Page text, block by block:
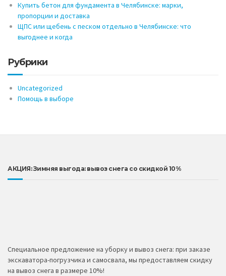
Купить бетон для фундамента в Челябинске: марки,
пропорции и доставка
ЩПС или щебень с песком отдельно в Челябинске: что
выгоднее и когда
Рубрики
Uncategorized
Помощь в выборе
АКЦИЯ: Зимняя выгода: вывоз снега со скидкой 10%
Специальное предложение на уборку и вывоз снега: при заказе
экскаватора-погрузчика и самосвала, мы предоставляем скидку
на вывоз снега в размере 10%!